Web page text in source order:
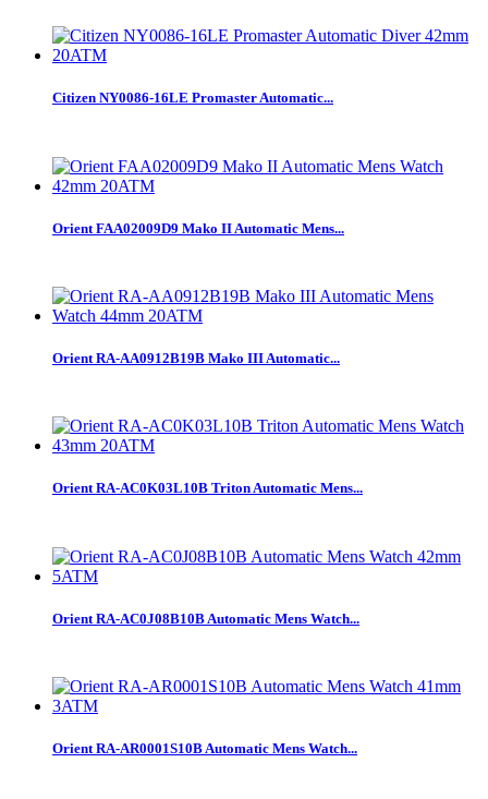
Citizen NY0086-16LE Promaster Automatic...
Orient FAA02009D9 Mako II Automatic Mens...
Orient RA-AA0912B19B Mako III Automatic...
Orient RA-AC0K03L10B Triton Automatic Mens...
Orient RA-AC0J08B10B Automatic Mens Watch...
Orient RA-AR0001S10B Automatic Mens Watch...